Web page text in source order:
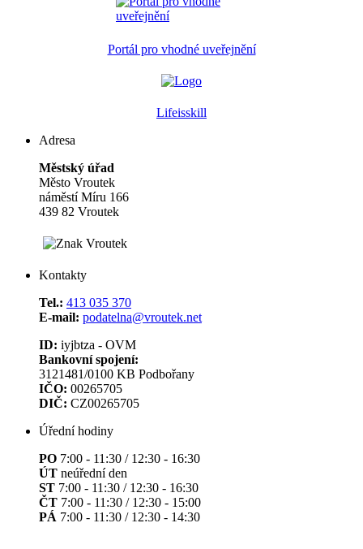
Portál pro vhodné uveřejnění
Lifeisskill
Adresa
Městský úřad
Město Vroutek
náměstí Míru 166
439 82 Vroutek
Kontakty
Tel.: 413 035 370
E-mail: podatelna@vroutek.net
ID: iyjbtza - OVM
Bankovní spojení:
3121481/0100 KB Podbořany
IČO: 00265705
DIČ: CZ00265705
Úřední hodiny
PO 7:00 - 11:30 / 12:30 - 16:30
ÚT neúřední den
ST 7:00 - 11:30 / 12:30 - 16:30
ČT 7:00 - 11:30 / 12:30 - 15:00
PÁ 7:00 - 11:30 / 12:30 - 14:30